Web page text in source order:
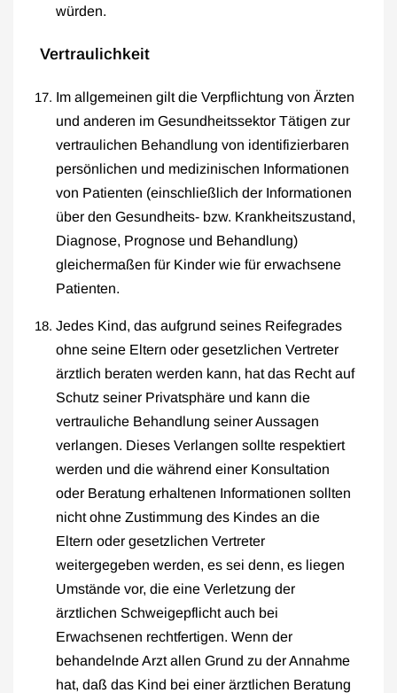
würden.
Vertraulichkeit
Im allgemeinen gilt die Verpflichtung von Ärzten
und anderen im Gesundheitssektor Tätigen zur
vertraulichen Behandlung von identifizierbaren
persönlichen und medizinischen Informationen
von Patienten (einschließlich der Informationen
über den Gesundheits- bzw. Krankheitszustand,
Diagnose, Prognose und Behandlung)
gleichermaßen für Kinder wie für erwachsene
Patienten.
Jedes Kind, das aufgrund seines Reifegrades
ohne seine Eltern oder gesetzlichen Vertreter
ärztlich beraten werden kann, hat das Recht auf
Schutz seiner Privatsphäre und kann die
vertrauliche Behandlung seiner Aussagen
verlangen. Dieses Verlangen sollte respektiert
werden und die während einer Konsultation
oder Beratung erhaltenen Informationen sollten
nicht ohne Zustimmung des Kindes an die
Eltern oder gesetzlichen Vertreter
weitergegeben werden, es sei denn, es liegen
Umstände vor, die eine Verletzung der
ärztlichen Schweigepflicht auch bei
Erwachsenen rechtfertigen. Wenn der
behandelnde Arzt allen Grund zu der Annahme
hat, daß das Kind bei einer ärztlichen Beratung